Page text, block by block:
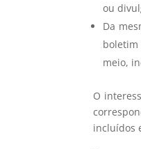
ou
Da
meio,
O
incluídos